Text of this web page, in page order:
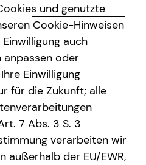
10:00 - 21:00 Uhr
10:00 - 21:00 Uhr
und genutzte
Cookie-Hinweisen
auch
oder
Einwilligung
für die Zukunft; alle
7 Abs. 3 S. 3
verarbeiten wir
außerhalb der EU/EWR,